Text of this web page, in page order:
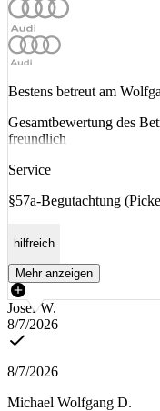
Bestens betreut am
Gesamtbewertung des
freundlich
Service
§57a-Begutachtung
hilfreich
Mehr anzeigen
Josef W.
8/7/2026
8/7/2026
Michael Wolfgang D.